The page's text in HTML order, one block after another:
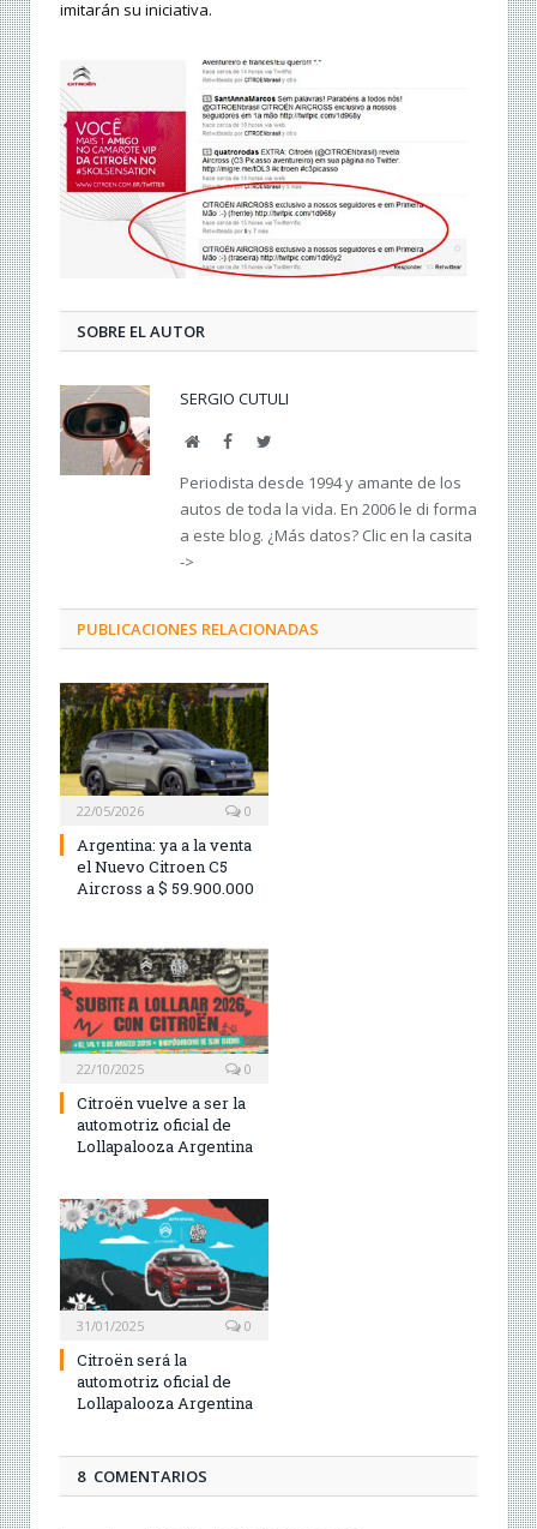
imitarán su iniciativa.
SOBRE EL AUTOR
SERGIO CUTULI
Web FacebookTwitter
Periodista desde 1994 y amante de los
autos de toda la vida. En 2006 le di forma
a este blog. ¿Más datos? Clic en la casita
->
PUBLICACIONES RELACIONADAS
22/05/2026 0
Argentina: ya a la venta
el Nuevo Citroen C5
Aircross a $ 59.900.000
22/10/2025 0
Citroën vuelve a ser la
automotriz oficial de
Lollapalooza Argentina
31/01/2025 0
Citroën será la
automotriz oficial de
Lollapalooza Argentina
8 COMENTARIOS